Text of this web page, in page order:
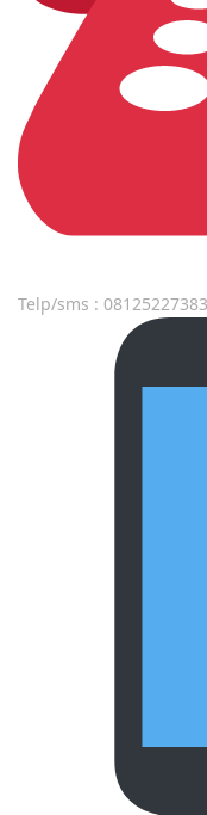
Telp/sms : 08125227383